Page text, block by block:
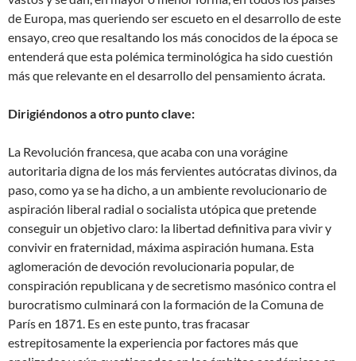
de Europa, mas queriendo ser escueto en el desarrollo de este
ensayo, creo que resaltando los más conocidos de la época se
entenderá que esta polémica terminológica ha sido cuestión
más que relevante en el desarrollo del pensamiento ácrata.
Dirigiéndonos a otro punto clave:
La Revolución francesa, que acaba con una vorágine
autoritaria digna de los más fervientes autócratas divinos, da
paso, como ya se ha dicho, a un ambiente revolucionario de
aspiración liberal radial o socialista utópica que pretende
conseguir un objetivo claro: la libertad definitiva para vivir y
convivir en fraternidad, máxima aspiración humana. Esta
aglomeración de devoción revolucionaria popular, de
conspiración republicana y de secretismo masónico contra el
burocratismo culminará con la formación de la Comuna de
París en 1871. Es en este punto, tras fracasar
estrepitosamente la experiencia por factores más que